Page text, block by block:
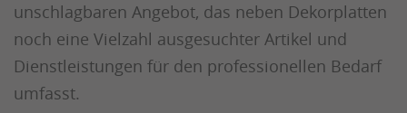
unschlagbaren Angebot, das neben Dekorplatten
noch eine Vielzahl ausgesuchter Artikel und
Dienstleistungen für den professionellen Bedarf
umfasst.